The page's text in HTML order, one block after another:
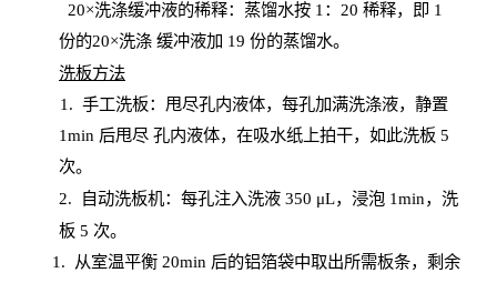
20×洗涤缓冲液的稀释：蒸馏水按 1：20 稀释，即 1
份的20×洗涤 缓冲液加 19 份的蒸馏水。
洗板方法
1. 手工洗板：甩尽孔内液体，每孔加满洗涤液，静置
1min 后甩尽 孔内液体，在吸水纸上拍干，如此洗板 5
次。
2.
自动洗板机：每孔注入洗液 350 μL，浸泡 1min，洗
板 5 次。
1 . 从室温平衡 20min 后的铝箔袋中取出所需板条，剩余